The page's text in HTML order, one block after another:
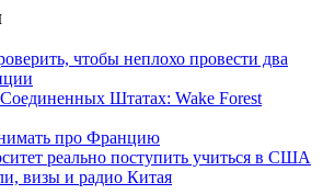
чтобы неплохо провести два
Штатах: Wake Forest
про Францию
реально поступить учиться в США
визы и радио Китая